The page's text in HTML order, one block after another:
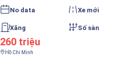
No data Xe mới
Xăng Số sàn
260 triệu
Hồ Chí Minh